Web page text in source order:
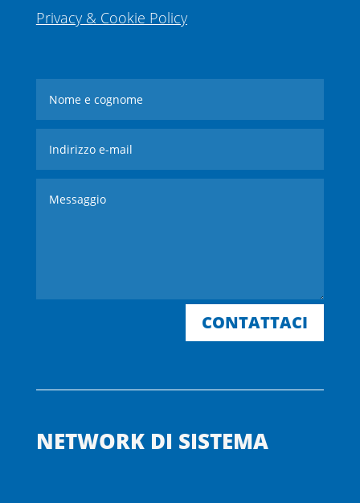
Privacy & Cookie Policy
CONTATTACI
NETWORK DI SISTEMA